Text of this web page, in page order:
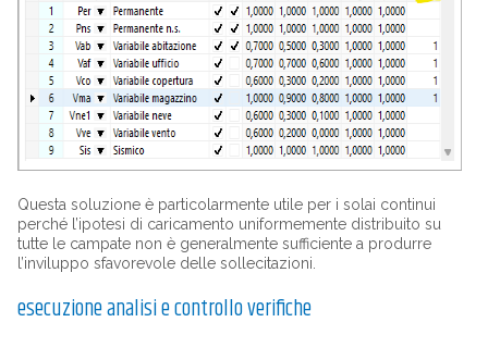
Questa soluzione è particolarmente utile per i solai continui
perché l’ipotesi di caricamento uniformemente distribuito su
tutte le campate non è generalmente sufficiente a produrre
l’inviluppo sfavorevole delle sollecitazioni.
esecuzione analisi e controllo verifiche